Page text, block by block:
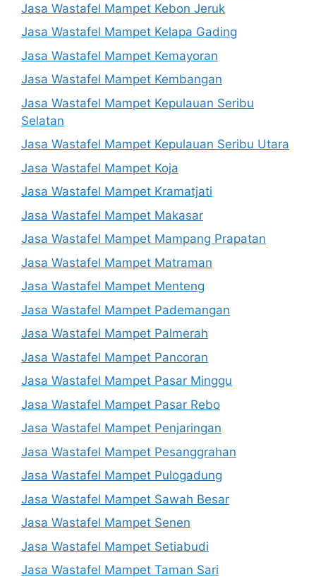
Jasa Wastafel Mampet Kebon Jeruk
Jasa Wastafel Mampet Kelapa Gading
Jasa Wastafel Mampet Kemayoran
Jasa Wastafel Mampet Kembangan
Jasa Wastafel Mampet Kepulauan Seribu
Selatan
Jasa Wastafel Mampet Kepulauan Seribu Utara
Jasa Wastafel Mampet Koja
Jasa Wastafel Mampet Kramatjati
Jasa Wastafel Mampet Makasar
Jasa Wastafel Mampet Mampang Prapatan
Jasa Wastafel Mampet Matraman
Jasa Wastafel Mampet Menteng
Jasa Wastafel Mampet Pademangan
Jasa Wastafel Mampet Palmerah
Jasa Wastafel Mampet Pancoran
Jasa Wastafel Mampet Pasar Minggu
Jasa Wastafel Mampet Pasar Rebo
Jasa Wastafel Mampet Penjaringan
Jasa Wastafel Mampet Pesanggrahan
Jasa Wastafel Mampet Pulogadung
Jasa Wastafel Mampet Sawah Besar
Jasa Wastafel Mampet Senen
Jasa Wastafel Mampet Setiabudi
Jasa Wastafel Mampet Taman Sari